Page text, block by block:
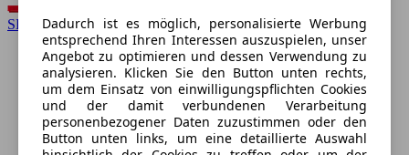
Dadurch ist es möglich, personalisierte Werbung
entsprechend Ihren Interessen auszuspielen, unser
Angebot zu optimieren und dessen Verwendung zu
analysieren. Klicken Sie den Button unten rechts,
um dem Einsatz von einwilligungspflichten Cookies
und der damit verbundenen Verarbeitung
personenbezogener Daten zuzustimmen oder den
Button unten links, um eine detaillierte Auswahl
SEAT